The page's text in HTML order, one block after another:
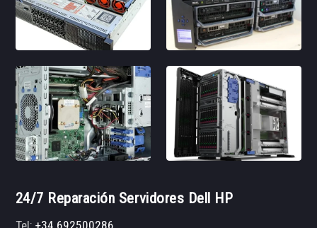
24/7 Reparación Servidores Dell HP
Tel:+34 692500286